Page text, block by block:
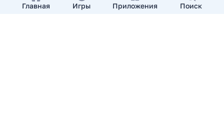
Главная Игры Приложения Поиск